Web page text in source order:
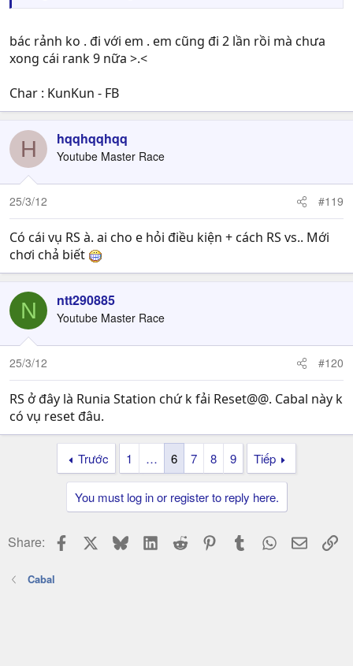
bác rảnh ko . đi với em . em cũng đi 2 lần rồi mà chưa
xong cái rank 9 nữa >.<
Char : KunKun - FB
H hqqhqqhqq
Youtube Master Race
25/3/12 #119
Có cái vụ RS à. ai cho e hỏi điều kiện + cách RS vs.. Mới
chơi chả biết
N ntt290885
Youtube Master Race
25/3/12 #120
RS ở đây là Runia Station chứ k fải Reset@@. Cabal này k
có vụ reset đâu.
Trước 1 … 6 7 8 9 Tiếp
You must log in or register to reply here.
Share: Facebook BlueskyLinkedIn
Reddit PinterestTumblr WhatsApp
Email
Cabal